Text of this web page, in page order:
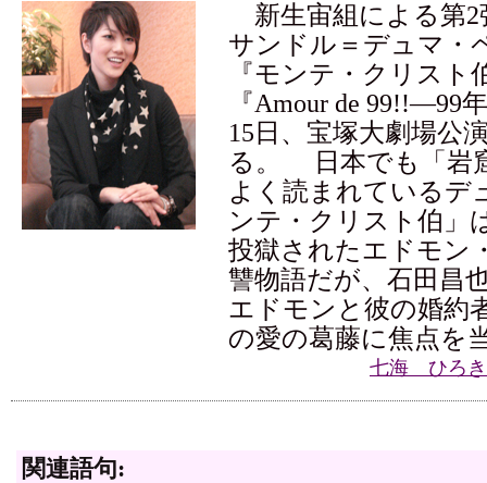
新生宙組による第2
サンドル＝デュマ・
『モンテ・クリスト
『Amour de 99!!―99
15日、宝塚大劇場公
る。 日本でも「岩
よく読まれているデ
ンテ・クリスト伯」
投獄されたエドモン
讐物語だが、石田昌
エドモンと彼の婚約
の愛の葛藤に焦点を
七海 ひろき
関連語句: